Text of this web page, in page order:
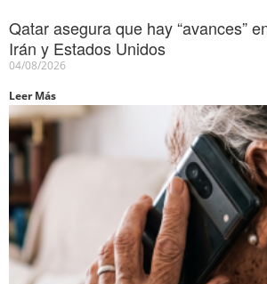
Qatar asegura que hay “avances”
Irán y Estados Unidos
04/08/2026
Leer Más